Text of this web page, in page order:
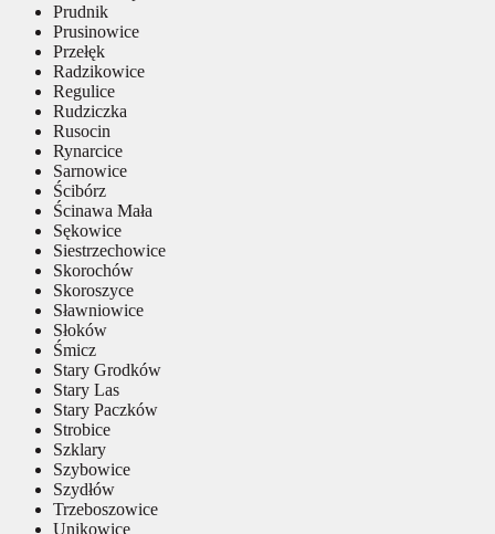
Prudnik
Prusinowice
Przełęk
Radzikowice
Regulice
Rudziczka
Rusocin
Rynarcice
Sarnowice
Ścibórz
Ścinawa Mała
Sękowice
Siestrzechowice
Skorochów
Skoroszyce
Sławniowice
Słoków
Śmicz
Stary Grodków
Stary Las
Stary Paczków
Strobice
Szklary
Szybowice
Szydłów
Trzeboszowice
Unikowice